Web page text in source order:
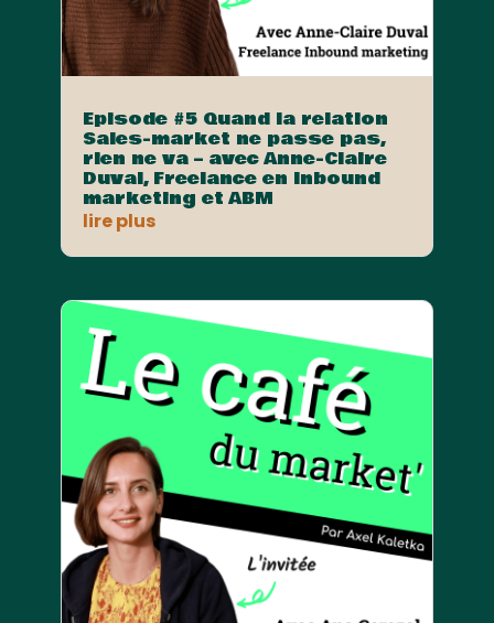
Episode #5 Quand la relation
Sales-market ne passe pas,
rien ne va – avec Anne-Claire
Duval, Freelance en Inbound
marketing et ABM
lire plus